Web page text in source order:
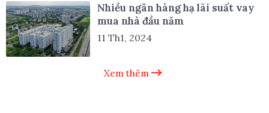
Nhiều ngân hàng hạ lãi suất vay
mua nhà đầu năm
11 Th1, 2024
Xem thêm